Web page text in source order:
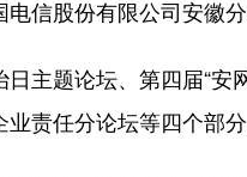
信股份有限公司安徽分
题论坛、第四届“安
责任分论坛等四个部分